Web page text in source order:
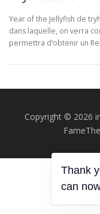
Year of the Jellyfish de
dans laquelle, on verra
permettra d’obtenir un
Copyright © 2026
Thank
can